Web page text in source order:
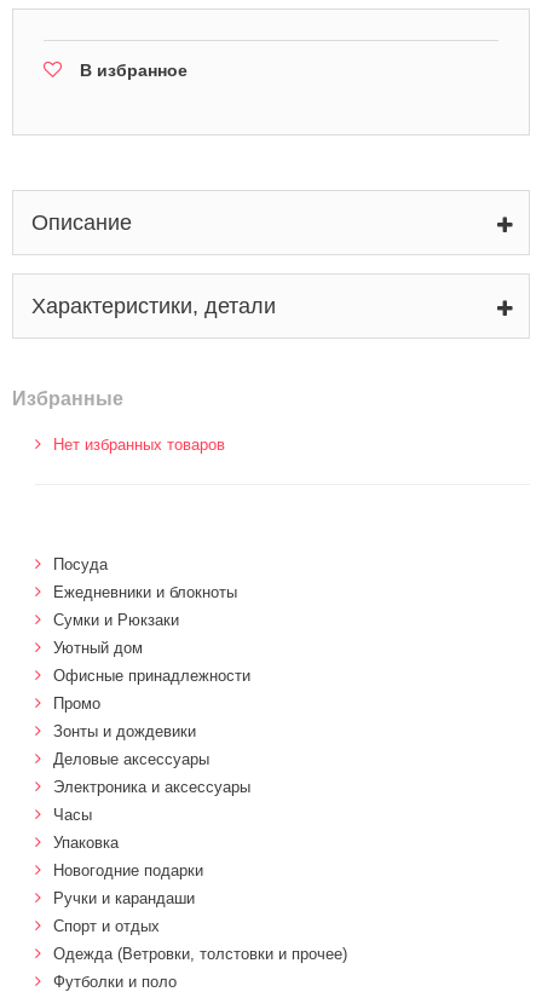
В избранное
Описание
Характеристики, детали
Избранные
Нет избранных товаров
Посуда
Ежедневники и блокноты
Сумки и Рюкзаки
Уютный дом
Офисные принадлежности
Промо
Зонты и дождевики
Деловые аксессуары
Электроника и аксессуары
Часы
Упаковка
Новогодние подарки
Ручки и карандаши
Спорт и отдых
Одежда (Ветровки, толстовки и прочее)
Футболки и поло